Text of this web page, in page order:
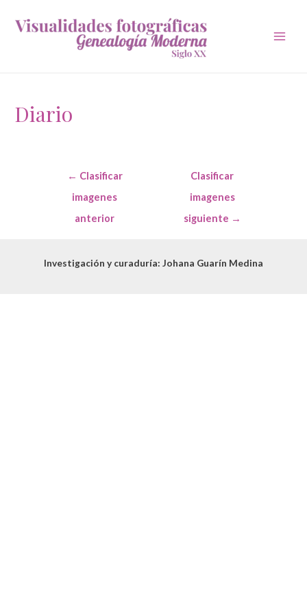
Diario
entradas
← Clasificar
imagenes
anterior
Clasificar
imagenes
siguiente →
Investigación y curaduría: Johana Guarín Medina